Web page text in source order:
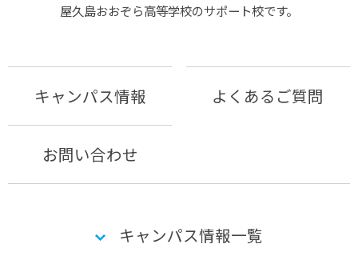
屋久島おおぞら⾼等学校のサポート校です。
キャンパス情報 よくあるご質問
お問い合わせ
キャンパス情報一覧